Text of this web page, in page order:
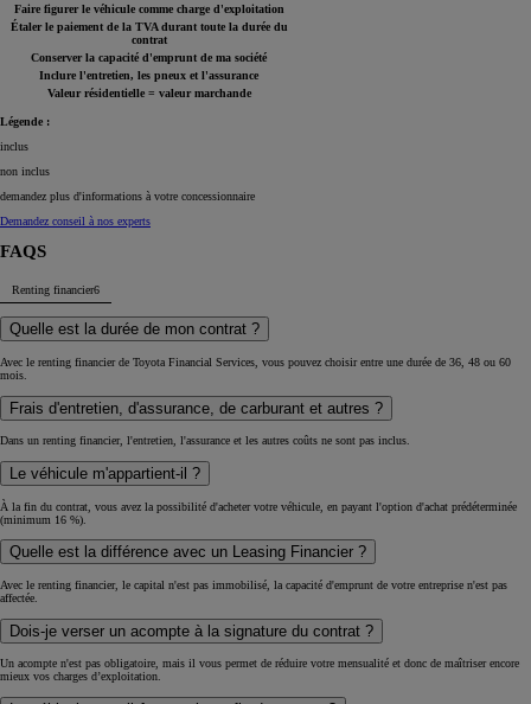
Faire figurer le véhicule comme charge d'exploitation
Étaler le paiement de la TVA durant toute la durée du
contrat
Conserver la capacité d'emprunt de ma société
Inclure l'entretien, les pneux et l'assurance
Valeur résidentielle = valeur marchande
Légende :
inclus
non inclus
demandez plus d'informations à votre concessionnaire
Demandez conseil à nos experts
FAQS
Renting financier6
Quelle est la durée de mon contrat ?
Avec le renting financier de Toyota Financial Services, vous pouvez choisir entre une durée de 36, 48 ou 60
mois.
Frais d'entretien, d'assurance, de carburant et autres ?
Dans un renting financier, l'entretien, l'assurance et les autres coûts ne sont pas inclus.
Le véhicule m'appartient-il ?
À la fin du contrat, vous avez la possibilité d'acheter votre véhicule, en payant l'option d'achat prédéterminée
(minimum 16 %).
Quelle est la différence avec un Leasing Financier ?
Avec le renting financier, le capital n'est pas immobilisé, la capacité d'emprunt de votre entreprise n'est pas
affectée.
Dois-je verser un acompte à la signature du contrat ?
Un acompte n'est pas obligatoire, mais il vous permet de réduire votre mensualité et donc de maîtriser encore
mieux vos charges d’exploitation.